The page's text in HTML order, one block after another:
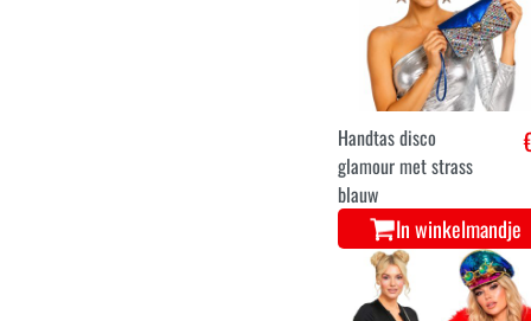
Handtas disco
glamour met strass
blauw
In winkelmandje